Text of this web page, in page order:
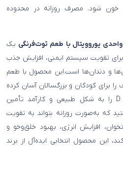
خون شود. مصرف روزانه در محدوده
یک
تقویت سیستم ایمنی، افزایش جذب
و دندان‌ها است.این محصول با طعم
برای کودکان و بزرگسالان آسان کرده
و نیاز روزانه بدن به ویتامین D را به شکل طبیعی و کارآمد تأمین
که به‌صورت روزانه بتواند به تقویت
افزایش انرژی، بهبود خلق‌وخو و
این محصول انتخابی ایده‌آل از برند